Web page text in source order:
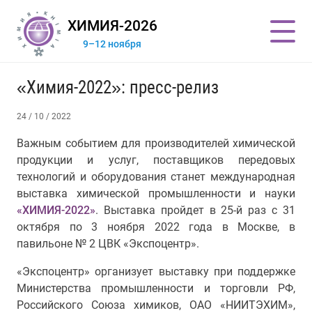
ХИМИЯ-2026
9–12 ноября
«Химия-2022»: пресс-релиз
24 / 10 / 2022
Важным событием для производителей химической
продукции и услуг, поставщиков передовых
технологий и оборудования станет международная
выставка химической промышленности и науки
«ХИМИЯ-2022». Выставка пройдет в 25-й раз с 31
октября по 3 ноября 2022 года в Москве, в
павильоне № 2 ЦВК «Экспоцентр».
«Экспоцентр» организует выставку при поддержке
Министерства промышленности и торговли РФ,
Российского Союза химиков, ОАО «НИИТЭХИМ»,